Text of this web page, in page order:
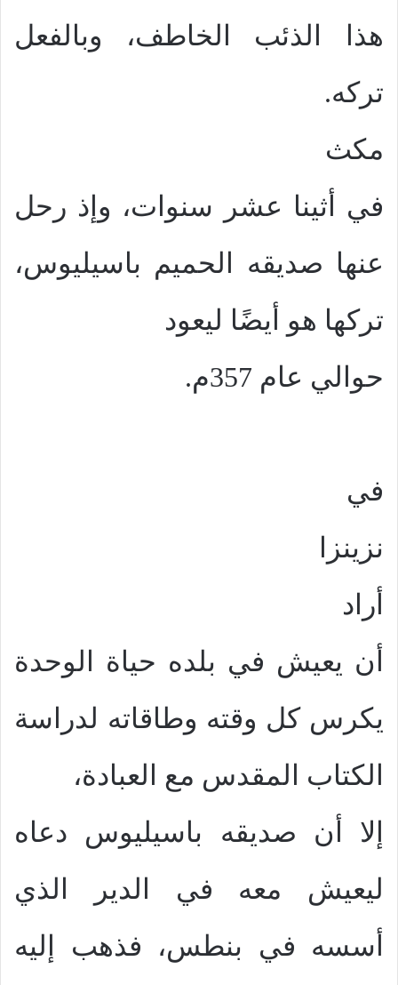
هذا الذئب الخاطف، وبالفعل
تركه.
مكث
في أثينا عشر سنوات، وإذ رحل
عنها صديقه الحميم باسيليوس،
تركها هو أيضًا ليعود
حوالي عام 357م.
في
نزينزا
أراد
أن يعيش في بلده حياة الوحدة
يكرس كل وقته وطاقاته لدراسة
الكتاب المقدس مع العبادة،
إلا أن صديقه باسيليوس دعاه
ليعيش معه في الدير الذي
أسسه في بنطس، فذهب إليه